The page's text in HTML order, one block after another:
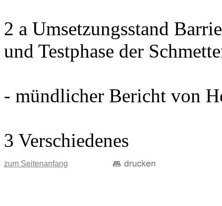
2 a Umsetzungsstand
und Testphase der
- mündlicher Bericht von
3 Verschiedenes
zum Seitenanfang